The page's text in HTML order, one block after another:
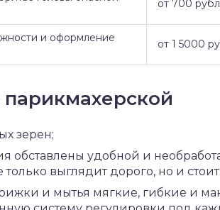
от 700
и оформление
от 1 5000
зерен;
обставлены удобной и
только выглядит дорого, но и
и мытья мягкие, гибкие и